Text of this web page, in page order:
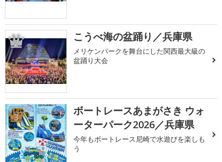
2 こうべ海の盆踊り／兵庫県
メリケンパークを舞台にした関西最大級の
盆踊り大会
3
ボートレースあまがさき ウォ
ーターパーク2026／兵庫県
今年もボートレース尼崎で水遊びを楽しも
う